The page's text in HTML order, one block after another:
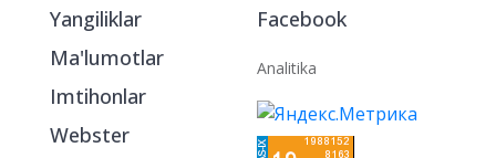
Yangiliklar
Ma'lumotlar
Imtihonlar
Webster
Facebook
Analitika